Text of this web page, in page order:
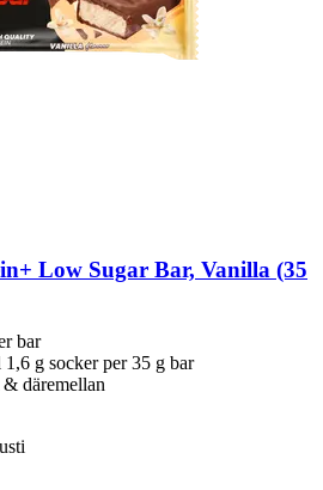
Low Sugar Bar, Vanilla (35
bar
g socker per 35 g bar
däremellan